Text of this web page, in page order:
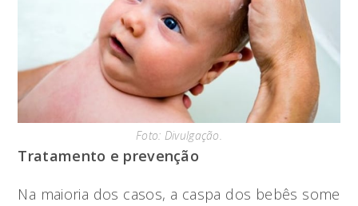
Foto: Divulgação.
Tratamento e prevenção
Na maioria dos casos, a caspa dos bebês some